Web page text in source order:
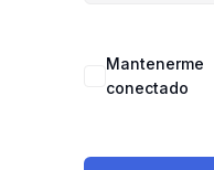
Mantenerme
conectado